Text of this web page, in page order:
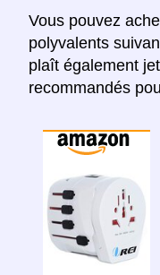
Vous pouvez
polyvalents
plaît également
recommandés